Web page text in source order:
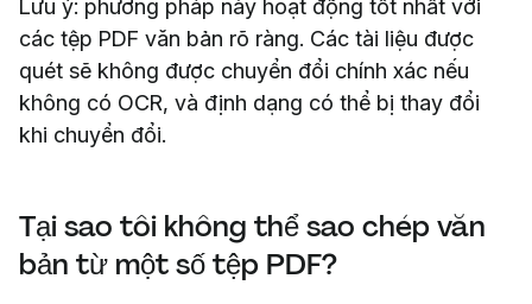
Lưu ý: phương pháp này hoạt động tốt nhất với
các tệp PDF văn bản rõ ràng. Các tài liệu được
quét sẽ không được chuyển đổi chính xác nếu
không có OCR, và định dạng có thể bị thay đổi
khi chuyển đổi.
Tại sao tôi không thể sao chép văn
bản từ một số tệp PDF?